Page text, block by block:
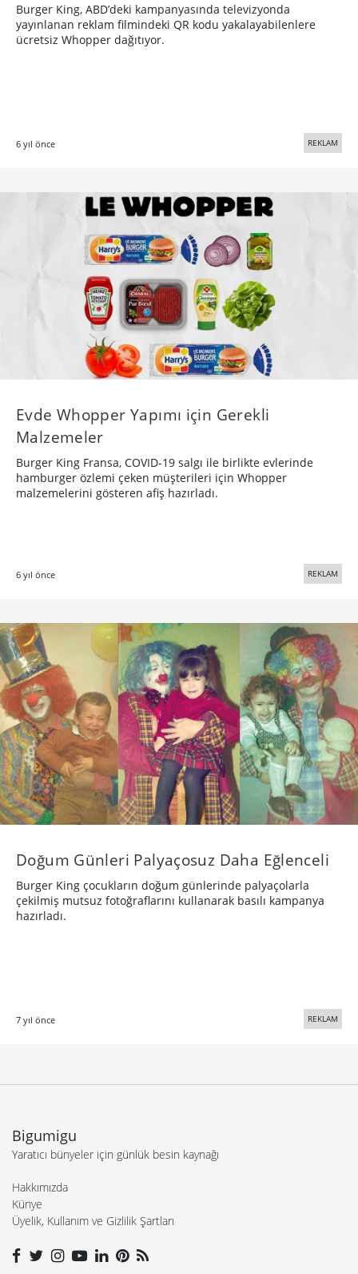
Burger King, ABD’deki kampanyasında televizyonda
yayınlanan reklam filmindeki QR kodu yakalayabilenlere
ücretsiz Whopper dağıtıyor.
6 yıl önce REKLAM
Evde Whopper Yapımı için Gerekli
Malzemeler
Burger King Fransa, COVID-19 salgı ile birlikte evlerinde
hamburger özlemi çeken müşterileri için Whopper
malzemelerini gösteren afiş hazırladı.
6 yıl önce REKLAM
Doğum Günleri Palyaçosuz Daha Eğlenceli
Burger King çocukların doğum günlerinde palyaçolarla
çekilmiş mutsuz fotoğraflarını kullanarak basılı kampanya
hazırladı.
7 yıl önce REKLAM
Bigumigu
Yaratıcı bünyeler için günlük besin kaynağı
Hakkımızda
Künye
Üyelik, Kullanım ve Gizlilik Şartları